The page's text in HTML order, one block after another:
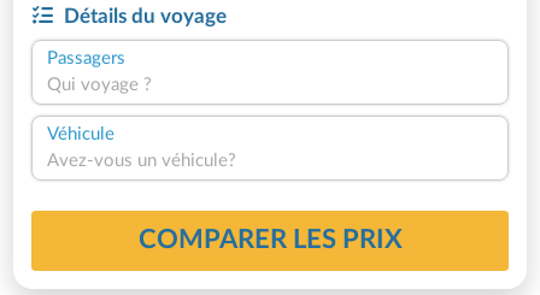
Détails du voyage
Passagers
Qui voyage ?
Véhicule
Avez-vous un véhicule?
COMPARER LES PRIX